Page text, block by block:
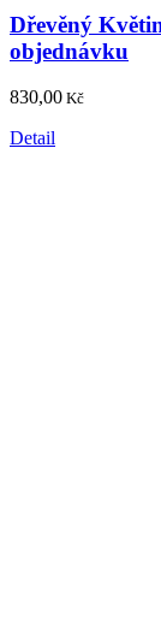
Dřevěný
objednávku
830,00 Kč
Detail